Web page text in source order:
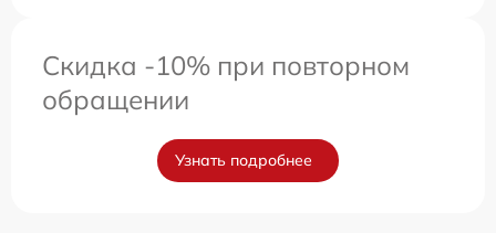
Скидка -10% при повторном
обращении
Узнать подробнее